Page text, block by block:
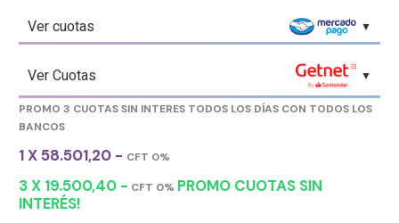
Ver cuotas
Ver Cuotas
PROMO 3 CUOTAS SIN INTERES TODOS LOS DÍAS CON TODOS LOS
BANCOS
1 X 58.501,20 - CFT 0%
3 X 19.500,40 - CFT 0% PROMO CUOTAS SIN
INTERÉS!